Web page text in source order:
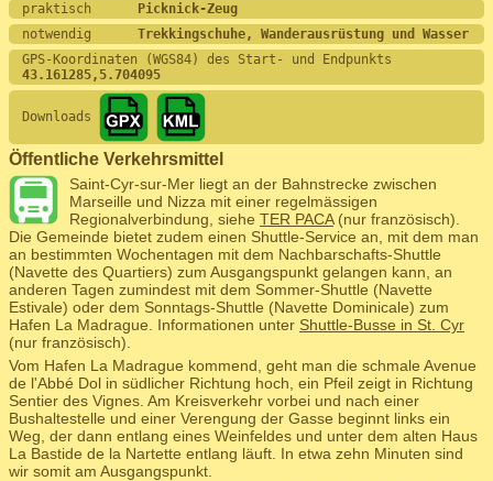
praktisch
Picknick-Zeug
notwendig Trekkingschuhe, Wanderausrüstung und Wasser
GPS-Koordinaten (WGS84) des Start- und Endpunkts
43.161285,5.704095
Downloads
Öffentliche Verkehrsmittel
Saint-Cyr-sur-Mer liegt an der Bahnstrecke zwischen
Marseille und Nizza mit einer regelmässigen
Regionalverbindung, siehe TER PACA(nur französisch).
Die Gemeinde bietet zudem einen Shuttle-Service an, mit dem man
an bestimmten Wochentagen mit dem Nachbarschafts-Shuttle
(Navette des Quartiers) zum Ausgangspunkt gelangen kann, an
anderen Tagen zumindest mit dem Sommer-Shuttle (Navette
Estivale) oder dem Sonntags-Shuttle (Navette Dominicale) zum
Hafen La Madrague. Informationen unter Shuttle-Busse in St. Cyr
(nur französisch).
Vom Hafen La Madrague kommend, geht man die schmale Avenue
de l'Abbé Dol in südlicher Richtung hoch, ein Pfeil zeigt in Richtung
Sentier des Vignes. Am Kreisverkehr vorbei und nach einer
Bushaltestelle und einer Verengung der Gasse beginnt links ein
Weg, der dann entlang eines Weinfeldes und unter dem alten Haus
La Bastide de la Nartette entlang läuft. In etwa zehn Minuten sind
wir somit am Ausgangspunkt.